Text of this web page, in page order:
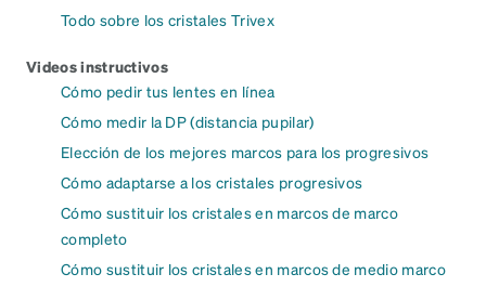
Todo sobre los cristales Trivex
Videos instructivos
Cómo pedir tus lentes en línea
Cómo medir la DP (distancia pupilar)
Elección de los mejores marcos para los progresivos
Cómo adaptarse a los cristales progresivos
Cómo sustituir los cristales en marcos de marco
completo
Cómo sustituir los cristales en marcos de medio marco